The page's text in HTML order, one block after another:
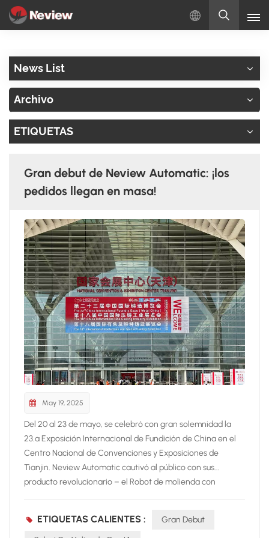
Español
بالعربية
News List
Archivo
ETIQUETAS
Gran debut de Neview Automatic: ¡los
pedidos llegan en masa!
May 19, 2025
Del 20 al 23 de mayo, se celebró con gran solemnidad la
23.ª Exposición Internacional de Fundición de China en el
Centro Nacional de Convenciones y Exposiciones de
Tianjin. Neview Automatic cautivó al público con sus...
producto revolucionario – el Robot de molienda con
se convirtió en una de las favoritas del público en la
ETIQUETAS CALIENTES : Gran Debut